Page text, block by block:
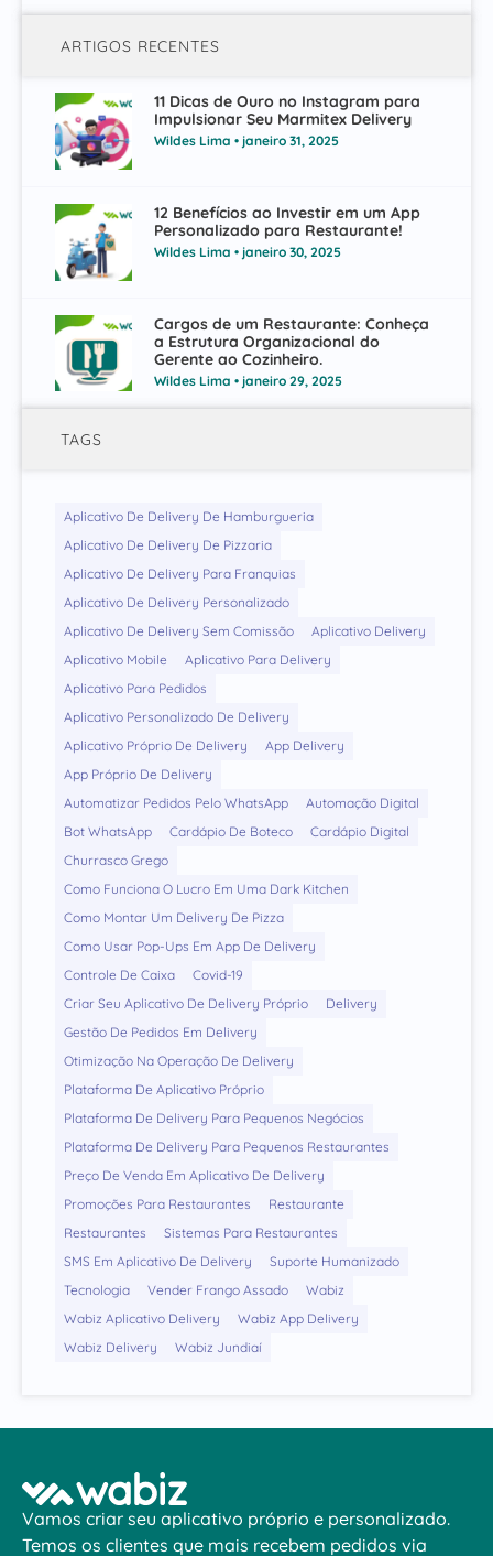
ARTIGOS RECENTES
11 Dicas de Ouro no Instagram para
Impulsionar Seu Marmitex Delivery
Wildes Lima janeiro 31, 2025
12 Benefícios ao Investir em um App
Personalizado para Restaurante!
Wildes Lima janeiro 30, 2025
Cargos de um Restaurante: Conheça
a Estrutura Organizacional do
Gerente ao Cozinheiro.
Wildes Lima janeiro 29, 2025
TAGS
Aplicativo De Delivery De Hamburgueria
Aplicativo De Delivery De Pizzaria
Aplicativo De Delivery Para Franquias
Aplicativo De Delivery Personalizado
Aplicativo De Delivery Sem Comissão
Aplicativo Delivery
Aplicativo Mobile
Aplicativo Para Delivery
Aplicativo Para Pedidos
Aplicativo Personalizado De Delivery
Aplicativo Próprio De Delivery
App Delivery
App Próprio De Delivery
Automatizar Pedidos Pelo WhatsApp
Automação Digital
Bot WhatsApp
Cardápio De Boteco
Cardápio Digital
Churrasco Grego
Como Funciona O Lucro Em Uma Dark Kitchen
Como Montar Um Delivery De Pizza
Como Usar Pop-Ups Em App De Delivery
Controle De Caixa
Covid-19
Criar Seu Aplicativo De Delivery Próprio
Delivery
Gestão De Pedidos Em Delivery
Otimização Na Operação De Delivery
Plataforma De Aplicativo Próprio
Plataforma De Delivery Para Pequenos Negócios
Plataforma De Delivery Para Pequenos Restaurantes
Preço De Venda Em Aplicativo De Delivery
Promoções Para Restaurantes
Restaurante
Restaurantes
Sistemas Para Restaurantes
SMS Em Aplicativo De Delivery
Suporte Humanizado
Tecnologia
Vender Frango Assado
Wabiz
Wabiz Aplicativo Delivery
Wabiz App Delivery
Wabiz Delivery
Wabiz Jundiaí
Vamos criar seu aplicativo próprio e personalizado.
Temos os clientes que mais recebem pedidos via